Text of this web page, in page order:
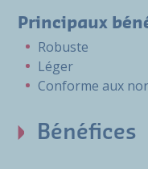
Principaux
Robuste
Léger
Conforme aux
Bénéfices